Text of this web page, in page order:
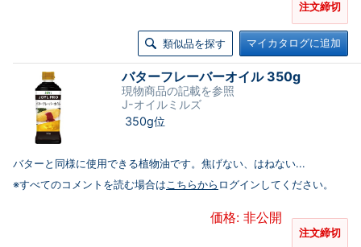
注文締切
類似品を探す マイカタログに追加
バターフレーバーオイル 350g
現物商品の記載を参照
J-オイルミルズ
350g位
バターと同様に使用できる植物油です。焦げない、はねない...
※すべてのコメントを読む場合はこちらから ログインしてください。
価格: 非公開
注文締切